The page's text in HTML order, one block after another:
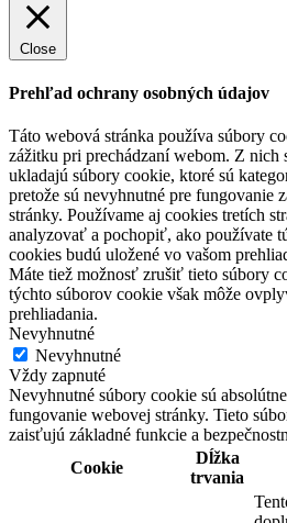
Close
Prehľad ochrany osobných údajov
Táto webová stránka používa súbory
zážitku pri prechádzaní webom. Z nich
ukladajú súbory cookie, ktoré sú
pretože sú nevyhnutné pre fungovanie
stránky. Používame aj cookies tretích
analyzovať a pochopiť, ako používate
cookies budú uložené vo vašom
Máte tiež možnosť zrušiť tieto súbory
týchto súborov cookie však môže
prehliadania.
Nevyhnutné
Nevyhnutné
Vždy zapnuté
Nevyhnutné súbory cookie sú
fungovanie webovej stránky. Tieto
zaisťujú základné funkcie a
Cookie
Dĺžka
trvania